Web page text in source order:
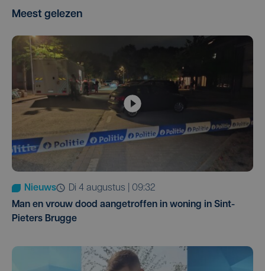
Meest gelezen
Nieuws
di 4 augustus | 09:32
Man en vrouw dood aangetroffen in woning in Sint-
Pieters Brugge